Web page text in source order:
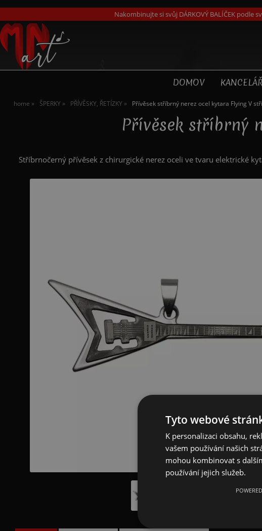
Nakombinujte si svůj DÁRKOVÝ BALÍČEK podle
DOMOV KANCELÁŘ
home ŠPERKY PŘÍVĚSKY, ŘETÍZKY Přívěsek stříbrný nerez ocel kytara Flying V
Přívěsek stříbrný
Stříbrnočerný přívěsek z chirurgické nerez oceli ve tvaru elektrické
Tyto webové
K personalizaci obsahu,
vašem používání našich
mohou kombinovat s
používání jejich služeb.